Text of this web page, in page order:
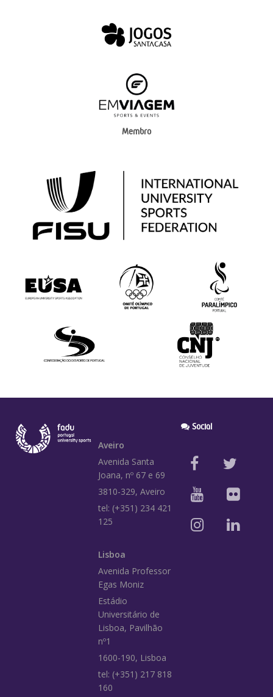
Membro
Aveiro
Avenida Santa
Joana, nº 67 e 69
3810-329, Aveiro
tel: (+351) 234 421
125
Lisboa
Avenida Professor
Egas Moniz
Estádio
Universitário de
Lisboa, Pavilhão
nº1
1600-190, Lisboa
tel: (+351) 217 818
160
Social